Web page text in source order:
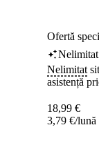
Ofertă
Nelimitat
Nelimitat
asistență
18,99 €
3,79 €/lună